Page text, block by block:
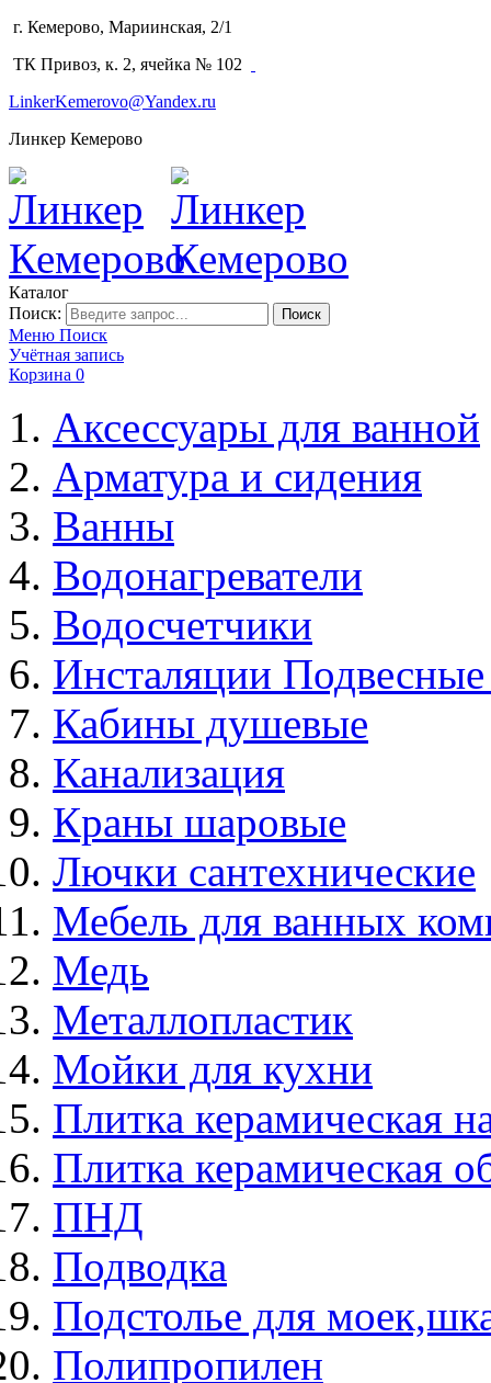
г. Кемерово, Мариинская, 2/1
ТК Привоз, к. 2, ячейка № 102
LinkerKemerovo@Yandex.ru
Линкер Кемерово
Каталог
Поиск:
Поиск
Меню Поиск
Учётная запись
Корзина 0
Аксессуары для ванной
Арматура и сидения
Ванны
Водонагреватели
Водосчетчики
Инсталяции
Кабины душевые
Канализация
Краны шаровые
Лючки сантехнические
Мебель для ванных
Медь
Металлопластик
Мойки для кухни
Плитка керамическая
Плитка керамическая
ПНД
Подводка
Подстолье для
Полипропилен